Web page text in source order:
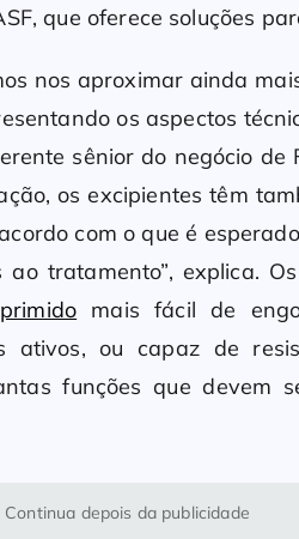
que oferece soluções
nos aproximar ainda
os aspectos
sênior do negócio
os excipientes têm
com o que é
tratamento”, explica.
mais fácil de
ativos, ou capaz de
funções que devem
Continua depois da publicidade